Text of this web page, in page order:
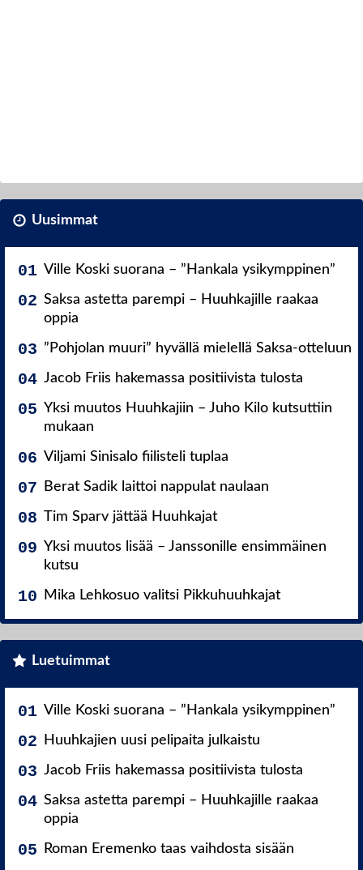
Uusimmat
Ville Koski suorana – ”Hankala ysikymppinen”
Saksa astetta parempi – Huuhkajille raakaa
oppia
”Pohjolan muuri” hyvällä mielellä Saksa-otteluun
Jacob Friis hakemassa positiivista tulosta
Yksi muutos Huuhkajiin – Juho Kilo kutsuttiin
mukaan
Viljami Sinisalo fiilisteli tuplaa
Berat Sadik laittoi nappulat naulaan
Tim Sparv jättää Huuhkajat
Yksi muutos lisää – Janssonille ensimmäinen
kutsu
Mika Lehkosuo valitsi Pikkuhuuhkajat
Luetuimmat
Ville Koski suorana – ”Hankala ysikymppinen”
Huuhkajien uusi pelipaita julkaistu
Jacob Friis hakemassa positiivista tulosta
Saksa astetta parempi – Huuhkajille raakaa
oppia
Roman Eremenko taas vaihdosta sisään